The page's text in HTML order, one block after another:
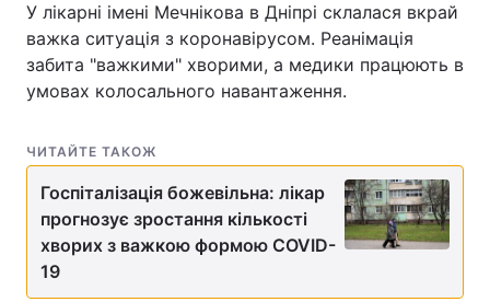
Головна Війна
Україна Політика
Техно і зв'язок Лайт
Зброя
У лікарні імені Мечнікова в Дніпрі склалася вкрай
важка ситуація з коронавірусом. Реанімація
забита "важкими" хворими, а медики працюють в
умовах колосального навантаження.
ЧИТАЙТЕ ТАКОЖ
Госпіталізація божевільна: лікар
прогнозує зростання кількості
хворих з важкою формою COVID-
19